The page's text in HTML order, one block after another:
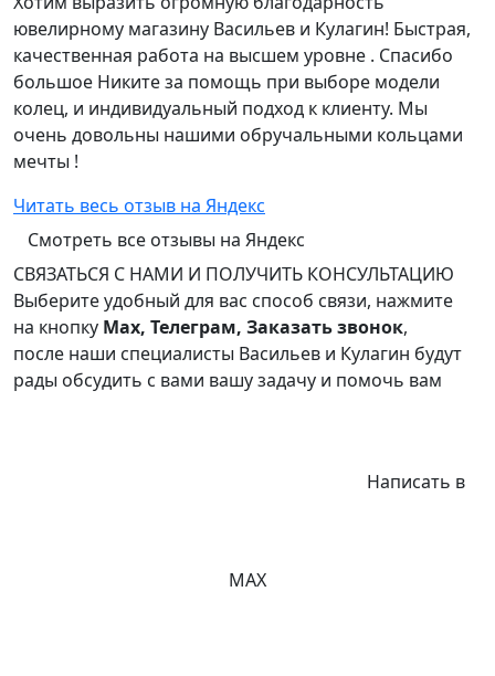
ювелирному магазину Васильев и Кулагин! Быстрая,
качественная работа на высшем уровне . Спасибо
большое Никите за помощь при выборе модели
колец, и индивидуальный подход к клиенту. Мы
очень довольны нашими обручальными кольцами
мечты !
Читать весь отзыв на Яндекс
Смотреть все отзывы на Яндекс
СВЯЗАТЬСЯ С НАМИ И ПОЛУЧИТЬ КОНСУЛЬТАЦИЮ
Выберите удобный для вас способ связи, нажмите
на кнопку Max, Телеграм, Заказать звонок,
после наши специалисты Васильев и Кулагин будут
рады обсудить с вами вашу задачу и помочь вам
Написать в
MAX